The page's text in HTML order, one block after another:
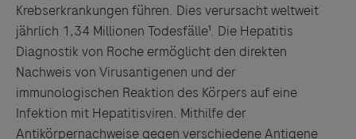
Krebserkrankungen führen. Dies verursacht weltweit
jährlich 1,34 Millionen Todesfälle¹. Die Hepatitis
Diagnostik von Roche ermöglicht den direkten
Nachweis von Virusantigenen und der
immunologischen Reaktion des Körpers auf eine
Infektion mit Hepatitisviren. Mithilfe der
Antikörpernachweise gegen verschiedene Antigene